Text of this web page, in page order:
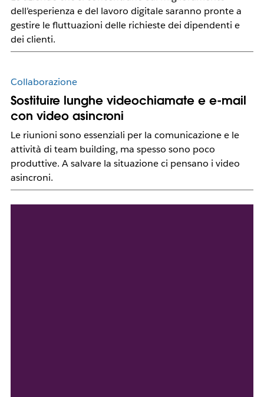
dell’esperienza e del lavoro digitale saranno pronte a
gestire le fluttuazioni delle richieste dei dipendenti e
dei clienti.
Collaborazione
Sostituire lunghe videochiamate e e-mail
con video asincroni
Le riunioni sono essenziali per la comunicazione e le
attività di team building, ma spesso sono poco
produttive. A salvare la situazione ci pensano i video
asincroni.